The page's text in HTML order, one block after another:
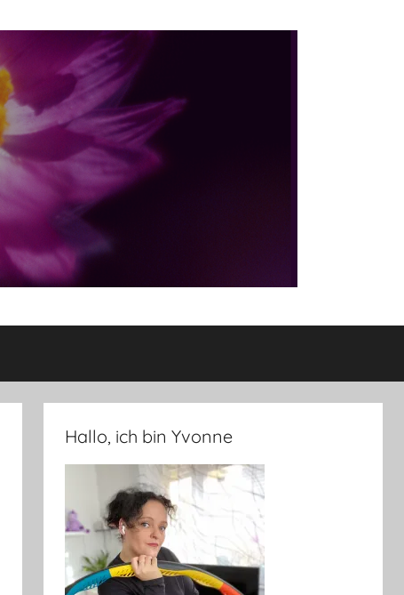
Hallo, ich bin Yvonne